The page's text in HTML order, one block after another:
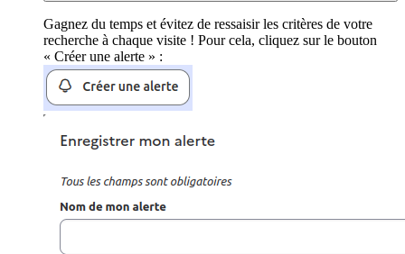
Gagnez du temps et évitez de ressaisir les critères de votre
recherche à chaque visite ! Pour cela, cliquez sur le bouton
« Créer une alerte » :